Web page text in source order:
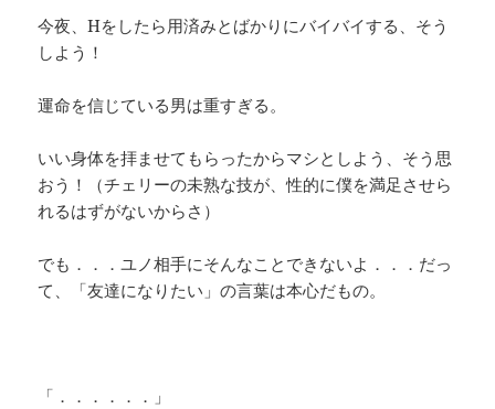
今夜、Hをしたら用済みとばかりにバイバイする、そう
しよう！
運命を信じている男は重すぎる。
いい身体を拝ませてもらったからマシとしよう、そう思
おう！（チェリーの未熟な技が、性的に僕を満足させら
れるはずがないからさ）
でも．．．ユノ相手にそんなことできないよ．．．だっ
て、「友達になりたい」の言葉は本心だもの。
「．．．．．．」